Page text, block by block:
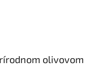
olivovom